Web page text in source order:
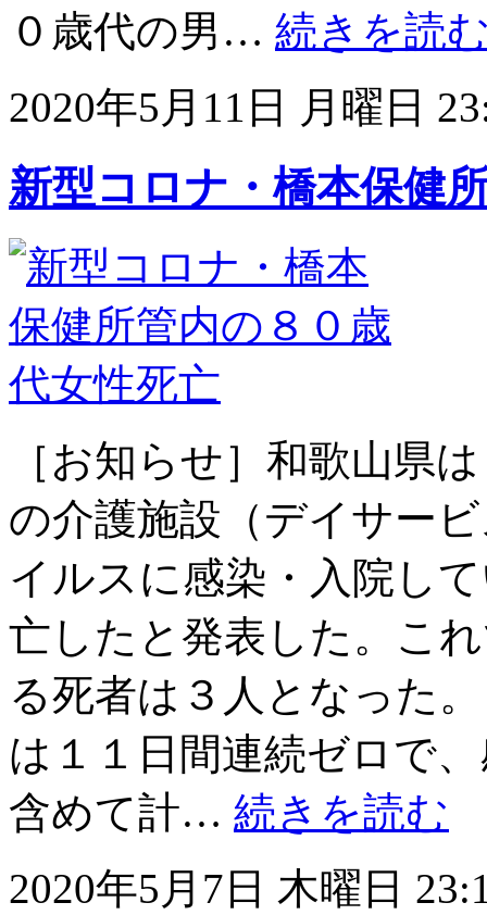
０歳代の男… 続きを読
2020年5月11日 月曜日
新型コロナ・橋本保健
［お知らせ］和歌山県
の介護施設（デイサー
イルスに感染・入院し
亡したと発表した。こ
る死者は３人となった
は１１日間連続ゼロで
含めて計… 続きを読む
2020年5月7日 木曜日